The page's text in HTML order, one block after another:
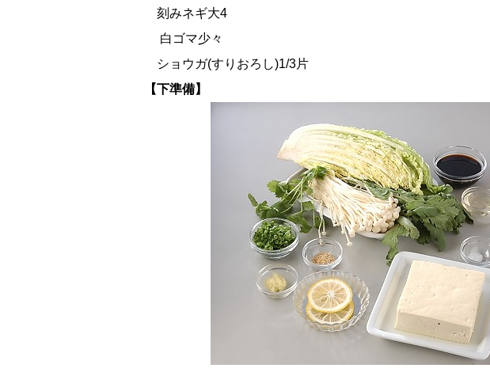
刻みネギ大4
白ゴマ少々
ショウガ(すりおろし)1/3片
【下準備】